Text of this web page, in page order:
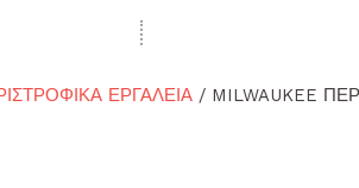
ΕΡΓΑΛΕΙΑ / MILWAUKEE